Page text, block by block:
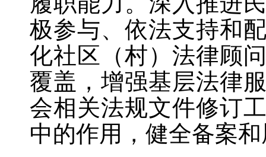
极参与、依法支持和
化社区（村）法律顾
覆盖，增强基层法律
会相关法规文件修订
中的作用，健全备案